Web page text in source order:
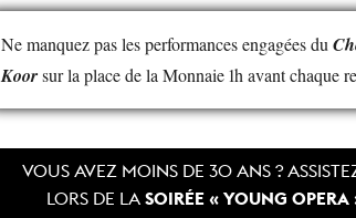
Ne manquez pas les performances engagées du
Koorsur la place de la Monnaie 1h avant chaque
VOUS AVEZ MOINS DE 30 ANS ?
LORS DE LA SOIRÉE « YOUNG OPERA